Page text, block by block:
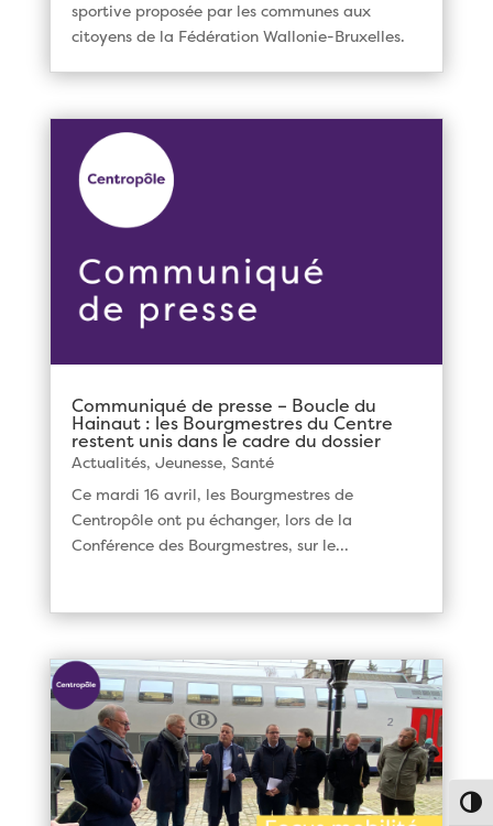
sportive proposée par les communes aux
citoyens de la Fédération Wallonie-Bruxelles.
Communiqué de presse – Boucle du
Hainaut : les Bourgmestres du Centre
restent unis dans le cadre du dossier
Actualités, Jeunesse, Santé
Ce mardi 16 avril, les Bourgmestres de
Centropôle ont pu échanger, lors de la
Conférence des Bourgmestres, sur le...